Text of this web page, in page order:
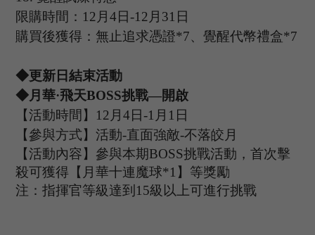
限購時間： 12 月4日-12 月 31 日
購買後獲得：無止追求憑證*7、覺醒代幣禮盒*7
◆更新日結束活動
◆月華·飛天BOSS挑戰—開啟
【活動時間】 12 月4日-1 月 1 日
【參與方式】 活動-直面強敵-不落皎月
【活動內容】參與本期BOSS挑戰活動，首次擊
殺可獲得【月華十連魔球*1 】等獎勵
注：指揮官等級達到 15級以上可進行挑戰